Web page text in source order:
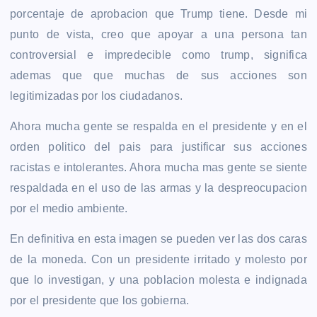
porcentaje de aprobacion que Trump tiene. Desde mi
punto de vista, creo que apoyar a una persona tan
controversial e impredecible como trump, significa
ademas que que muchas de sus acciones son
legitimizadas por los ciudadanos.
Ahora mucha gente se respalda en el presidente y en el
orden politico del pais para justificar sus acciones
racistas e intolerantes. Ahora mucha mas gente se siente
respaldada en el uso de las armas y la despreocupacion
por el medio ambiente.
En definitiva en esta imagen se pueden ver las dos caras
de la moneda. Con un presidente irritado y molesto por
que lo investigan, y una poblacion molesta e indignada
por el presidente que los gobierna.